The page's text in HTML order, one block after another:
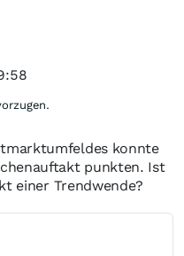
konnte
punkten. Ist
einer Trendwende?